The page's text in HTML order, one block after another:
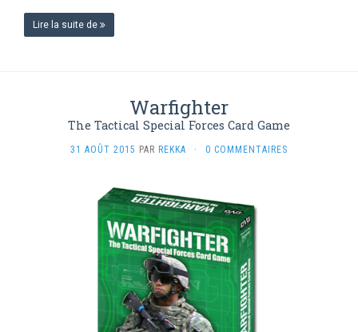
Lire la suite de
Warfighter
The Tactical Special Forces Card Game
31 AOÛT 2015 PAR REKKA · 0 COMMENTAIRES